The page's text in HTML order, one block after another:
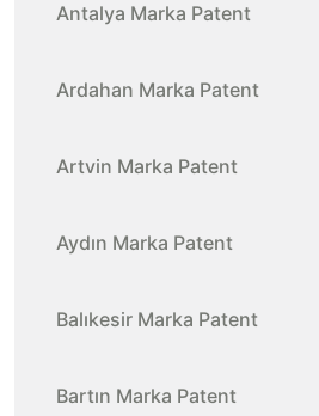
Antalya Marka Patent
Ardahan Marka Patent
Artvin Marka Patent
Aydın Marka Patent
Balıkesir Marka Patent
Bartın Marka Patent